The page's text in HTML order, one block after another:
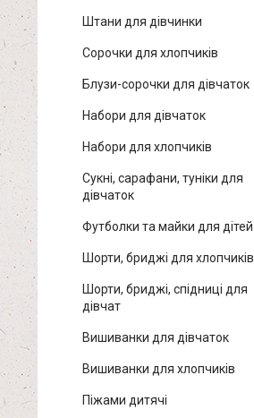
Штани для дівчинки
Сорочки для хлопчиків
Блузи-сорочки для дівчаток
Набори для дівчаток
Набори для хлопчиків
Сукні, сарафани, туніки для
дівчаток
Футболки та майки для дітей
Шорти, бриджі для хлопчиків
Шорти, бриджі, спідниці для
дівчат
Вишиванки для дівчаток
Вишиванки для хлопчиків
Піжами дитячі